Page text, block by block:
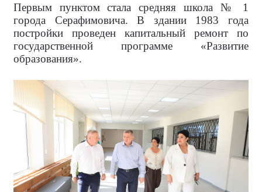
Первым пунктом стала средняя школа № 1
города Серафимовича. В здании 1983 года
постройки проведен капитальный ремонт по
государственной программе «Развитие
образования».